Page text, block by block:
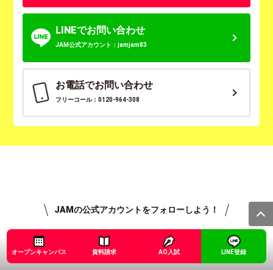
LINEでお問い合わせ
JAM公式アカウント：jamjam83
お電話でお問い合わせ
フリーコール：0120-964-308
JAMの公式アカウントをフォローしよう！
オープンキャンパス 資料請求 AO入試 LINE登録